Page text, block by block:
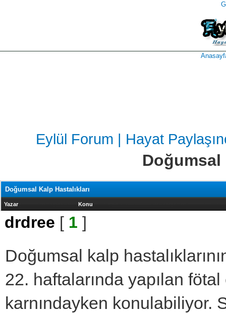
Eylül Forum | Hayat
Doğumsal
Doğumsal Kalp Hastalıkları
Yazar Konu
drdree [ 1 ]
Doğumsal kalp
22. haftalarında yapılan
karnındayken konulabiliyor.